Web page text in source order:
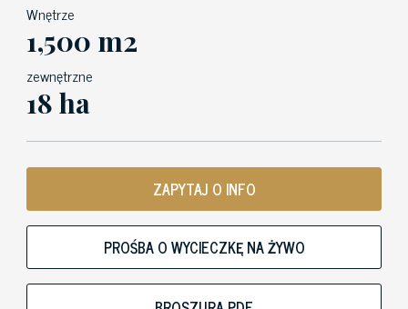
Wnętrze
1,500 m2
zewnętrzne
18 ha
ZAPYTAJ O INFO
PROŚBA O WYCIECZKĘ NA ŻYWO